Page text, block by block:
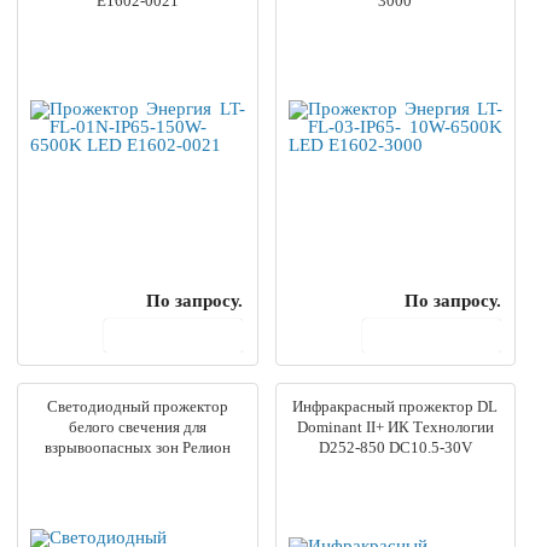
По запросу.
По запросу.
Светодиодный прожектор
белого свечения для
взрывоопасных зон Релион
Инфракрасный прожектор DL
Dominant II+ ИК Технологии
D252-850 DC10.5-30V